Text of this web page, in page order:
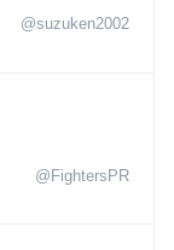
@suzuken2002
@FightersPR